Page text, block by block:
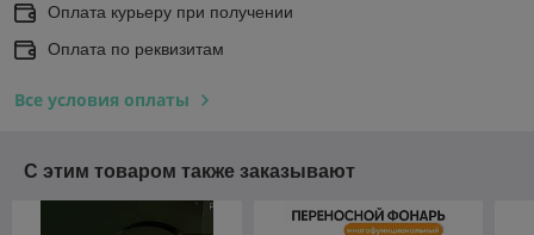
Оплата курьеру при получении
Оплата по реквизитам
Все условия оплаты
С этим товаром также заказывают